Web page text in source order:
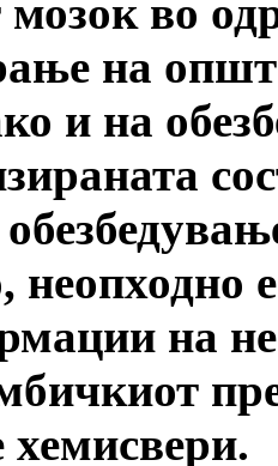
мозок во
на
и на
неопходно
на
хемисвери.